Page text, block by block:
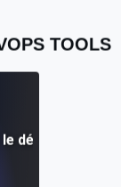
TOOLS
débogage de